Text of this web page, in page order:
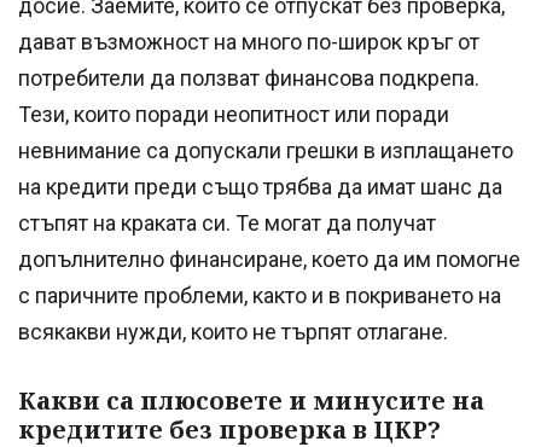
досие. Заемите, които се отпускат без проверка,
дават възможност на много по-широк кръг от
потребители да ползват финансова подкрепа.
Тези, които поради неопитност или поради
невнимание са допускали грешки в изплащането
на кредити преди също трябва да имат шанс да
стъпят на краката си. Те могат да получат
допълнително финансиране, което да им помогне
с паричните проблеми, както и в покриването на
всякакви нужди, които не търпят отлагане.
Какви са плюсовете и минусите на
кредитите без проверка в ЦКР?